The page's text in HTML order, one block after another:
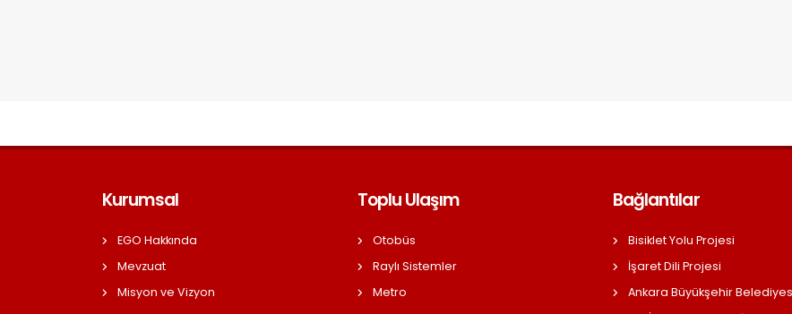
Kurumsal
EGO Hakkında
Mevzuat
Misyon ve Vizyon
Toplu Ulaşım
Otobüs
Raylı Sistemler
Metro
Bağlantılar
Bisiklet Yolu Projesi
İşaret Dili Projesi
Ankara Büyükşehir